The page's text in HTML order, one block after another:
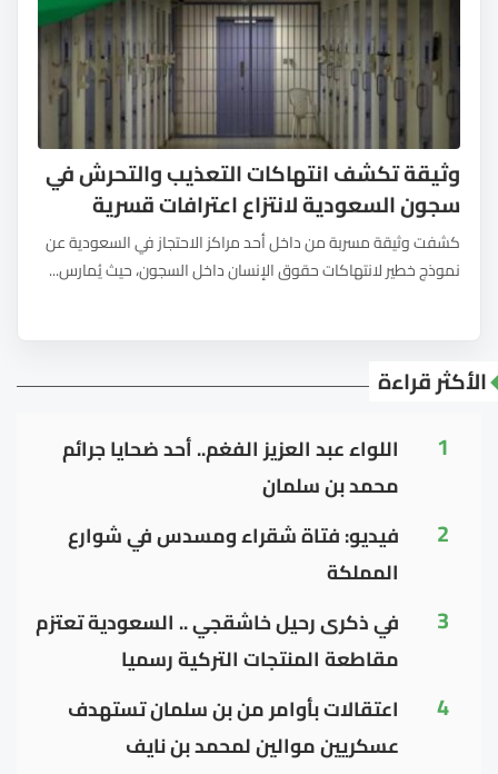
وثيقة تكشف انتهاكات التعذيب والتحرش في
سجون السعودية لانتزاع اعترافات قسرية
كشفت وثيقة مسربة من داخل أحد مراكز الاحتجاز في السعودية عن
نموذج خطير لانتهاكات حقوق الإنسان داخل السجون، حيث يُمارس...
الأكثر قراءة
1
اللواء عبد العزيز الفغم.. أحد ضحايا جرائم
محمد بن سلمان
2
فيديو: فتاة شقراء ومسدس في شوارع
المملكة
3
في ذكرى رحيل خاشقجي .. السعودية تعتزم
مقاطعة المنتجات التركية رسميا
4
اعتقالات بأوامر من بن سلمان تستهدف
عسكريين موالين لمحمد بن نايف